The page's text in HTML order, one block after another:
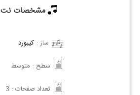
مشخصات نت
ساز : کیبورد
سطح : متوسط
تعداد صفحات : 3